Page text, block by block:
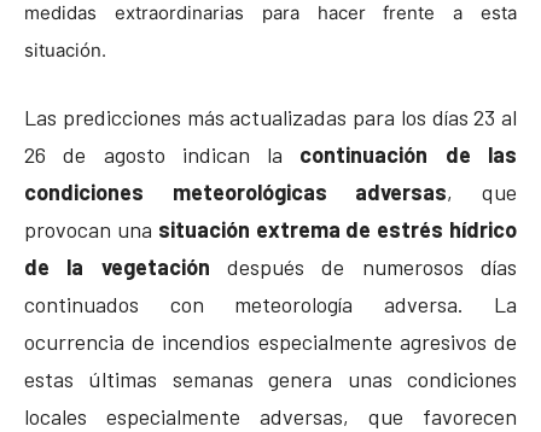
medidas extraordinarias para hacer frente a esta
situación.
Las predicciones más actualizadas para los días 23 al
26 de agosto indican la continuación de las
condiciones meteorológicas adversas, que
provocan una situación extrema de estrés hídrico
de la vegetación después de numerosos días
continuados con meteorología adversa. La
ocurrencia de incendios especialmente agresivos de
estas últimas semanas genera unas condiciones
locales especialmente adversas, que favorecen